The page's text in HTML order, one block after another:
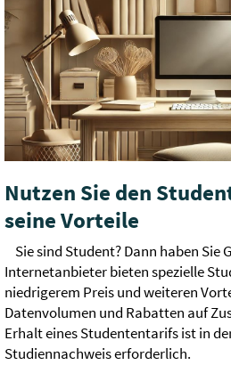
Nutzen Sie den
seine Vorteile
Sie sind Student? Dann haben Sie
Internetanbieter bieten spezielle
niedrigerem Preis und weiteren
Datenvolumen und Rabatten auf
Erhalt eines Studententarifs ist in
Studiennachweis erforderlich.